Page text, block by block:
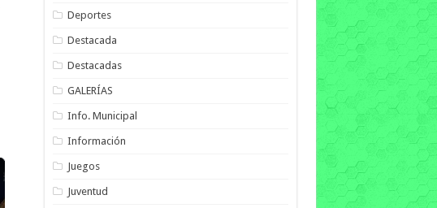
Deportes
Destacada
Destacadas
GALERÍAS
Info. Municipal
Información
Juegos
Juventud